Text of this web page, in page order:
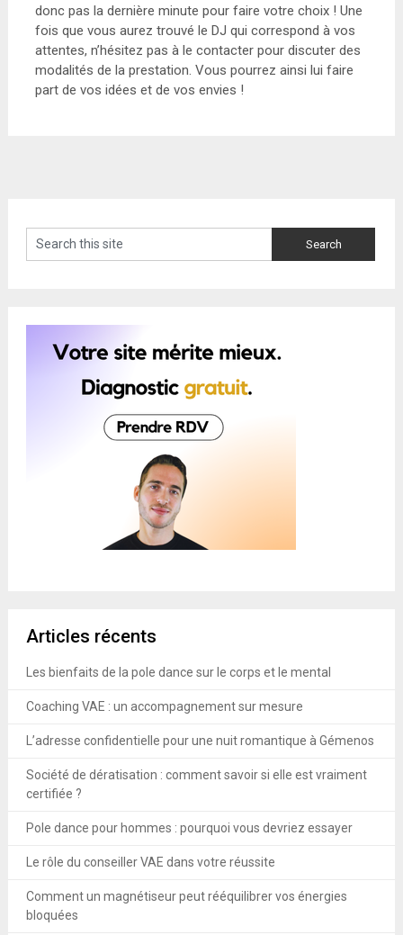
donc pas la dernière minute pour faire votre choix ! Une
fois que vous aurez trouvé le DJ qui correspond à vos
attentes, n’hésitez pas à le contacter pour discuter des
modalités de la prestation. Vous pourrez ainsi lui faire
part de vos idées et de vos envies !
Articles récents
Les bienfaits de la pole dance sur le corps et le mental
Coaching VAE : un accompagnement sur mesure
L’adresse confidentielle pour une nuit romantique à Gémenos
Société de dératisation : comment savoir si elle est vraiment
certifiée ?
Pole dance pour hommes : pourquoi vous devriez essayer
Le rôle du conseiller VAE dans votre réussite
Comment un magnétiseur peut rééquilibrer vos énergies
bloquées